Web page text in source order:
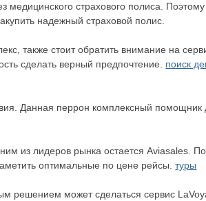
медицинского страхового полиса.
надежный страховой полис.
также стоит обратить внимание на
сделать верный предпочтение. поиск
Данная перрон комплексный
из лидеров рынка остается Aviasales.
оптимальные по цене рейсы.туры
решением может сделаться сервис